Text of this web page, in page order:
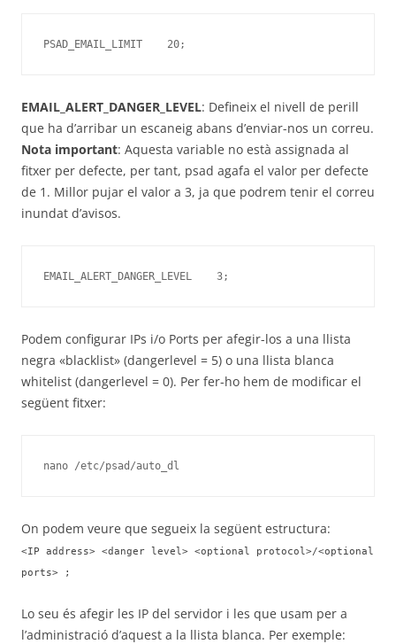
PSAD_EMAIL_LIMIT    20;
EMAIL_ALERT_DANGER_LEVEL: Defineix el nivell de perill
que ha d’arribar un escaneig abans d’enviar-nos un correu.
Nota important: Aquesta variable no està assignada al
fitxer per defecte, per tant, psad agafa el valor per defecte
de 1. Millor pujar el valor a 3, ja que podrem tenir el correu
inundat d’avisos.
EMAIL_ALERT_DANGER_LEVEL    3;
Podem configurar IPs i/o Ports per afegir-los a una llista
negra «blacklist» (dangerlevel = 5) o una llista blanca
whitelist (dangerlevel = 0). Per fer-ho hem de modificar el
següent fitxer:
nano /etc/psad/auto_dl
On podem veure que segueix la següent estructura:
<IP address> <danger level> <optional protocol>/<optional
ports> ;
Lo seu és afegir les IP del servidor i les que usam per a
l’administració d’aquest a la llista blanca. Per exemple: